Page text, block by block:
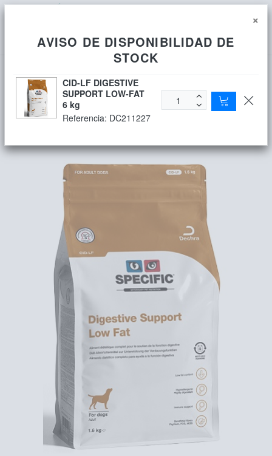
×
AVISO DE DISPONIBILIDAD DE
STOCK
CID-LF DIGESTIVE
SUPPORT LOW-FAT
6 kg
Referencia: DC211227
CID-LF DIGESTIVE SUPPORT LOW-
FAT 1.6 kg